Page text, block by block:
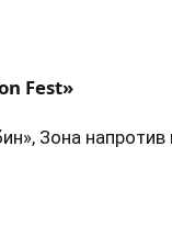
Fest»
Зона напротив